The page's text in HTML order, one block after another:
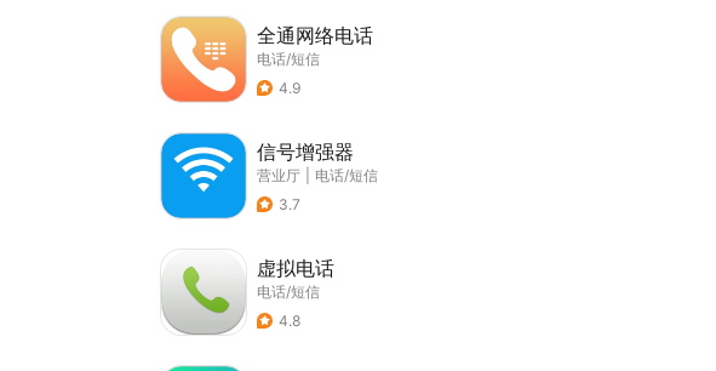
全通网络电话
电话/短信
4.9
信号增强器
营业厅
电话/短信
3.7
虚拟电话
电话/短信
4.8